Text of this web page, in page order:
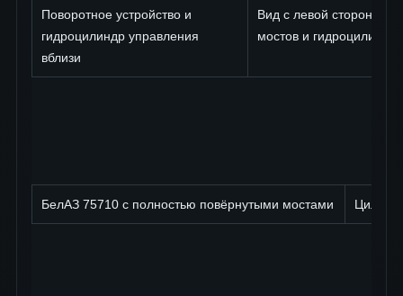
Поворотное устройство и
гидроцилиндр управления
вблизи
Вид с левой стороны на
мостов и
БелАЗ 75710 с полностью повёрнутыми мостами